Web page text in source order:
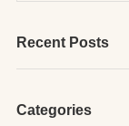
Recent Posts
Categories